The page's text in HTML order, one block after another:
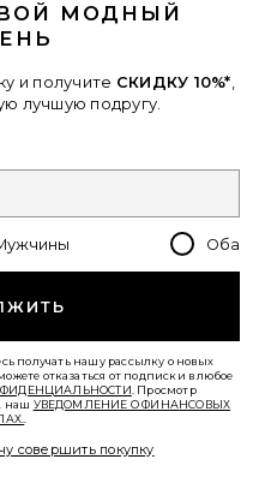
ПЛЕЧО ALLLURE
МОДНЫЙ
и получите СКИДКУ 10%*
лучшую подругу.
Оба
получать нашу рассылку о новых
отказаться от подписки в любое
. Просмотр
наш УВЕДОМЛЕНИЕ О ФИНАНСОВЫХ
совершить покупку